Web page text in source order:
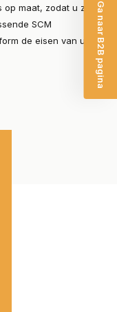
op maat, zodat u zeker
SCM
de eisen van uw
Ga naar B2B pagina